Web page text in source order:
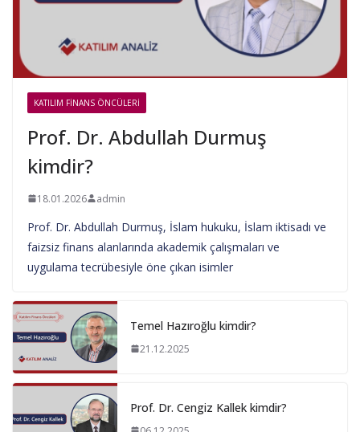
KATILIM FINANS ÖNCÜLERI
Prof. Dr. Abdullah Durmuş
kimdir?
18.01.2026 admin
Prof. Dr. Abdullah Durmuş, İslam hukuku, İslam iktisadı ve
faizsiz finans alanlarında akademik çalışmaları ve
uygulama tecrübesiyle öne çıkan isimler
Temel Hazıroğlu kimdir?
21.12.2025
Prof. Dr. Cengiz Kallek kimdir?